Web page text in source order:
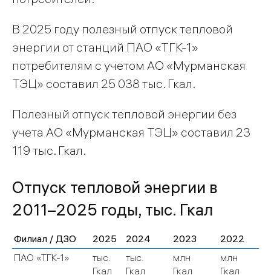
В 2025 году полезный отпуск тепловой
энергии от станций ПАО «ТГК-1»
потребителям с учетом АО «Мурманская
ТЭЦ» составил 25 038 тыс. Гкал.
Полезный отпуск тепловой энергии без
учета АО «Мурманская ТЭЦ» составил 23
119 тыс. Гкал.
Отпуск тепловой энергии в
2011–2025 годы, тыс. Гкал
Филиал / ДЗО 2025 2024 2023 2022
ПАО «ТГК-1»
тыс.
Гкал
тыс.
Гкал
млн
Гкал
млн
Гкал